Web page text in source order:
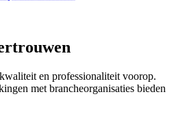
en professionaliteit voorop.
met brancheorganisaties bieden